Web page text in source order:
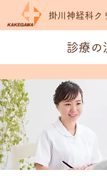
掛川神経科ク
診療の